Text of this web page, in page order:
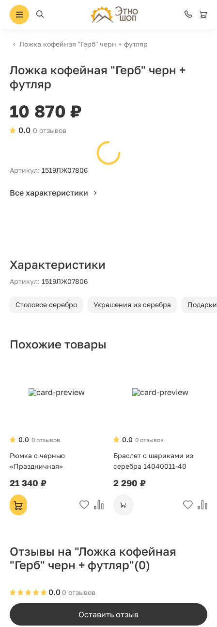
Ложка кофейная "Герб" черн + футляр
Ложка кофейная "Герб" черн +
футляр
10 870 ₽
0 отзывов
0.0
Артикул: 1519ЛЖ07806
Все характеристики
Характеристики
Артикул: 1519ЛЖ07806
Столовое серебро Украшения из серебра
Похожие товары
0 отзывов
0.0
Рюмка с чернью
«Праздничная»
21 340 ₽
0 отзывов
0.0
Браслет с шариками из
серебра 14040011-40
2 290 ₽
Отзывы на "Ложка кофейная
"Герб" черн + футляр"(0)
0 отзывов
0.0
Оставить отзыв